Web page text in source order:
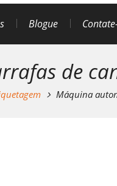
Blogue
de
Máquina